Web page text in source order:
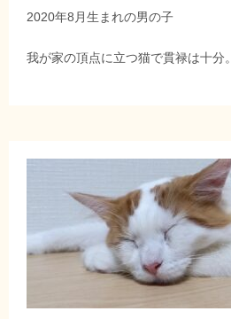
2020年8月生まれの男の子
我が家の頂点に立つ猫で貫禄は十分。